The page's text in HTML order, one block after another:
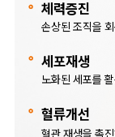
체력증진
손상된 조직을
세포재생
노화된 세포를
혈류개선
혈관 재생을 촉